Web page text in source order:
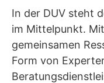
In der DUV steht
im Mittelpunkt.
gemeinsamen
Form von